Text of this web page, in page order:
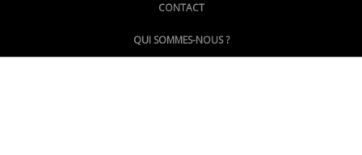
CONTACT
QUI SOMMES-NOUS ?